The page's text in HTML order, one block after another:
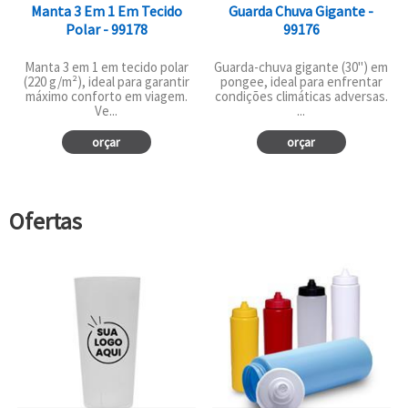
Manta 3 Em 1 Em Tecido
Polar - 99178
Manta 3 em 1 em tecido polar
(220 g/m²), ideal para garantir
máximo conforto em viagem.
Ve...
orçar
Guarda Chuva Gigante -
99176
Guarda-chuva gigante (30") em
pongee, ideal para enfrentar
condições climáticas adversas.
...
orçar
Ofertas